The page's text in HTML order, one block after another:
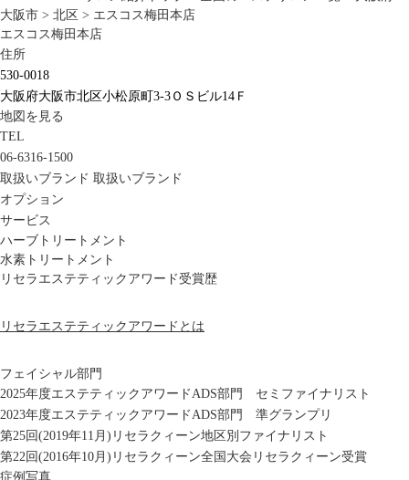
大阪市 > 北区 > エスコス梅田本店
エスコス梅田本店
住所
530-0018
大阪府大阪市北区小松原町3-3ＯＳビル14Ｆ
地図を見る
TEL
06-6316-1500
取扱いブランド 取扱いブランド
オプション
サービス
ハーブトリートメント
水素トリートメント
リセラエステティックアワード受賞歴
リセラエステティックアワードとは
フェイシャル部門
2025年度エステティックアワードADS部門 セミファイナリスト
2023年度エステティックアワードADS部門 準グランプリ
第25回(2019年11月)リセラクィーン地区別ファイナリスト
第22回(2016年10月)リセラクィーン全国大会リセラクィーン受賞
症例写真